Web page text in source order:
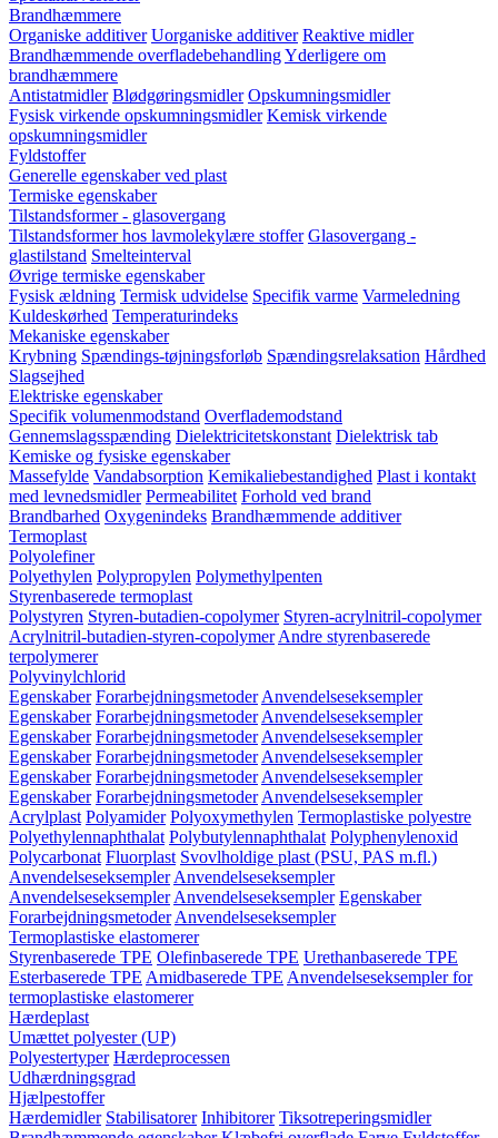
Brandhæmmere
Organiske additiver Uorganiske additiver Reaktive midler
Brandhæmmende overfladebehandlingYderligere om
brandhæmmere
Antistatmidler Blødgøringsmidler Opskumningsmidler
Fysisk virkende opskumningsmidler Kemisk virkende
opskumningsmidler
Fyldstoffer
Generelle egenskaber ved plast
Termiske egenskaber
Tilstandsformer - glasovergang
Tilstandsformer hos lavmolekylære stoffer Glasovergang -
glastilstand Smelteinterval
Øvrige termiske egenskaber
Fysisk ældning Termisk udvidelse Specifik varme Varmeledning
Kuldeskørhed Temperaturindeks
Mekaniske egenskaber
Krybning Spændings-tøjningsforløb Spændingsrelaksation Hårdhed
Slagsejhed
Elektriske egenskaber
Specifik volumenmodstand Overflademodstand
Gennemslagsspænding Dielektricitetskonstant Dielektrisk tab
Kemiske og fysiske egenskaber
Massefylde Vandabsorption Kemikaliebestandighed Plast i kontakt
med levnedsmidler Permeabilitet Forhold ved brand
Brandbarhed Oxygenindeks Brandhæmmende additiver
Termoplast
Polyolefiner
Polyethylen Polypropylen Polymethylpenten
Styrenbaserede termoplast
Polystyren Styren-butadien-copolymer Styren-acrylnitril-copolymer
Acrylnitril-butadien-styren-copolymer Andre styrenbaserede
terpolymerer
Polyvinylchlorid
Egenskaber Forarbejdningsmetoder Anvendelseseksempler
Egenskaber Forarbejdningsmetoder Anvendelseseksempler
Egenskaber Forarbejdningsmetoder Anvendelseseksempler
Egenskaber Forarbejdningsmetoder Anvendelseseksempler
Egenskaber Forarbejdningsmetoder Anvendelseseksempler
Egenskaber Forarbejdningsmetoder Anvendelseseksempler
Acrylplast Polyamider Polyoxymethylen Termoplastiske polyestre
Polyethylennaphthalat Polybutylennaphthalat Polyphenylenoxid
Polycarbonat Fluorplast Svovlholdige plast (PSU, PAS m.fl.)
Anvendelseseksempler Anvendelseseksempler
Anvendelseseksempler Anvendelseseksempler Egenskaber
Forarbejdningsmetoder Anvendelseseksempler
Termoplastiske elastomerer
Styrenbaserede TPE Olefinbaserede TPE Urethanbaserede TPE
Esterbaserede TPE Amidbaserede TPE Anvendelseseksempler for
termoplastiske elastomerer
Hærdeplast
Umættet polyester (UP)
Polyestertyper Hærdeprocessen
Udhærdningsgrad
Hjælpestoffer
Hærdemidler Stabilisatorer Inhibitorer Tiksotreperingsmidler